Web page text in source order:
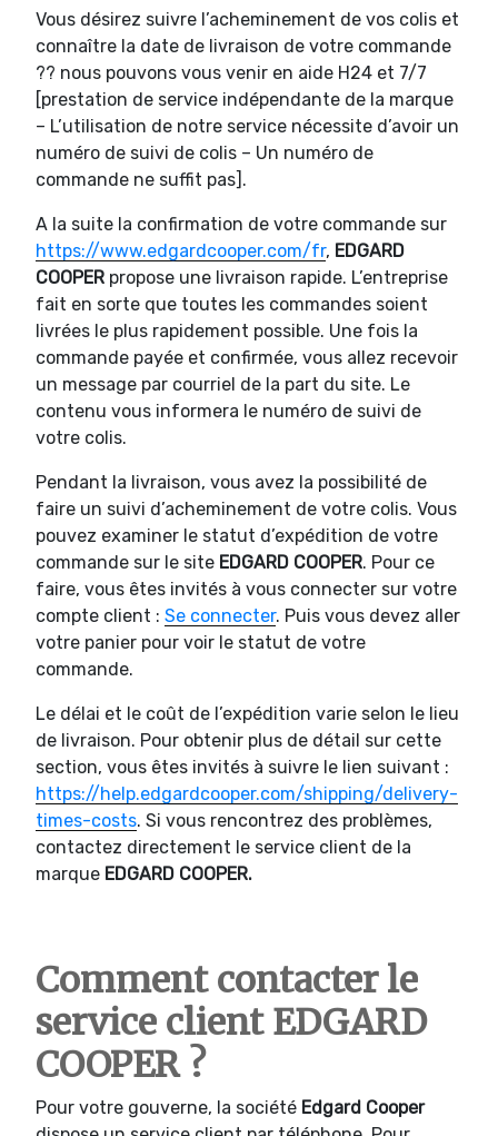
Vous désirez suivre l’acheminement de vos colis et
connaître la date de livraison de votre commande
?? nous pouvons vous venir en aide H24 et 7/7
[prestation de service indépendante de la marque
– L’utilisation de notre service nécessite d’avoir un
numéro de suivi de colis – Un numéro de
commande ne suffit pas].
A la suite la confirmation de votre commande sur
https://www.edgardcooper.com/fr, EDGARD
COOPER propose une livraison rapide. L’entreprise
fait en sorte que toutes les commandes soient
livrées le plus rapidement possible. Une fois la
commande payée et confirmée, vous allez recevoir
un message par courriel de la part du site. Le
contenu vous informera le numéro de suivi de
votre colis.
Pendant la livraison, vous avez la possibilité de
faire un suivi d’acheminement de votre colis. Vous
pouvez examiner le statut d’expédition de votre
commande sur le site EDGARD COOPER. Pour ce
faire, vous êtes invités à vous connecter sur votre
compte client : Se connecter. Puis vous devez aller
votre panier pour voir le statut de votre
commande.
Le délai et le coût de l’expédition varie selon le lieu
de livraison. Pour obtenir plus de détail sur cette
section, vous êtes invités à suivre le lien suivant :
https://help.edgardcooper.com/shipping/delivery-
times-costs. Si vous rencontrez des problèmes,
contactez directement le service client de la
marque EDGARD COOPER.
Comment contacter le
service client EDGARD
COOPER ?
Pour votre gouverne, la société Edgard Cooper